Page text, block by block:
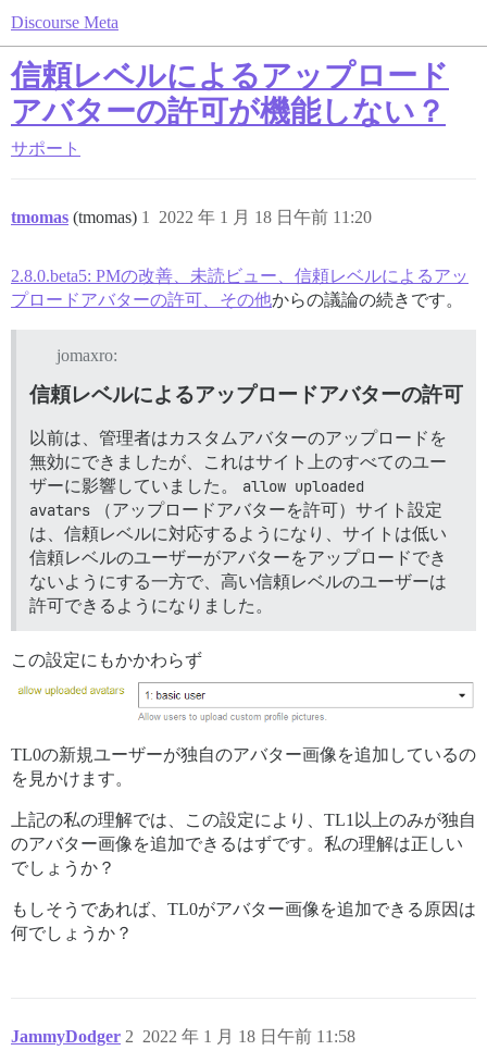
Discourse Meta
信頼レベルによるアップロード
アバターの許可が機能しない？
サポート
tmomas (tmomas) 2022 年 1 月 18 日午前 11:20
1
2.8.0.beta5: PMの改善、未読ビュー、信頼レベルによるアッ
プロードアバターの許可、その他からの議論の続きです。
jomaxro:
信頼レベルによるアップロードアバターの許可
以前は、管理者はカスタムアバターのアップロードを
無効にできましたが、これはサイト上のすべてのユー
ザーに影響していました。
allow uploaded
avatars
（アップロードアバターを許可）サイト設定
は、信頼レベルに対応するようになり、サイトは低い
信頼レベルのユーザーがアバターをアップロードでき
ないようにする一方で、高い信頼レベルのユーザーは
許可できるようになりました。
この設定にもかかわらず
TL0の新規ユーザーが独自のアバター画像を追加しているの
を見かけます。
上記の私の理解では、この設定により、TL1以上のみが独自
のアバター画像を追加できるはずです。私の理解は正しい
でしょうか？
もしそうであれば、TL0がアバター画像を追加できる原因は
何でしょうか？
JammyDodger 2022 年 1 月 18 日午前 11:58
2